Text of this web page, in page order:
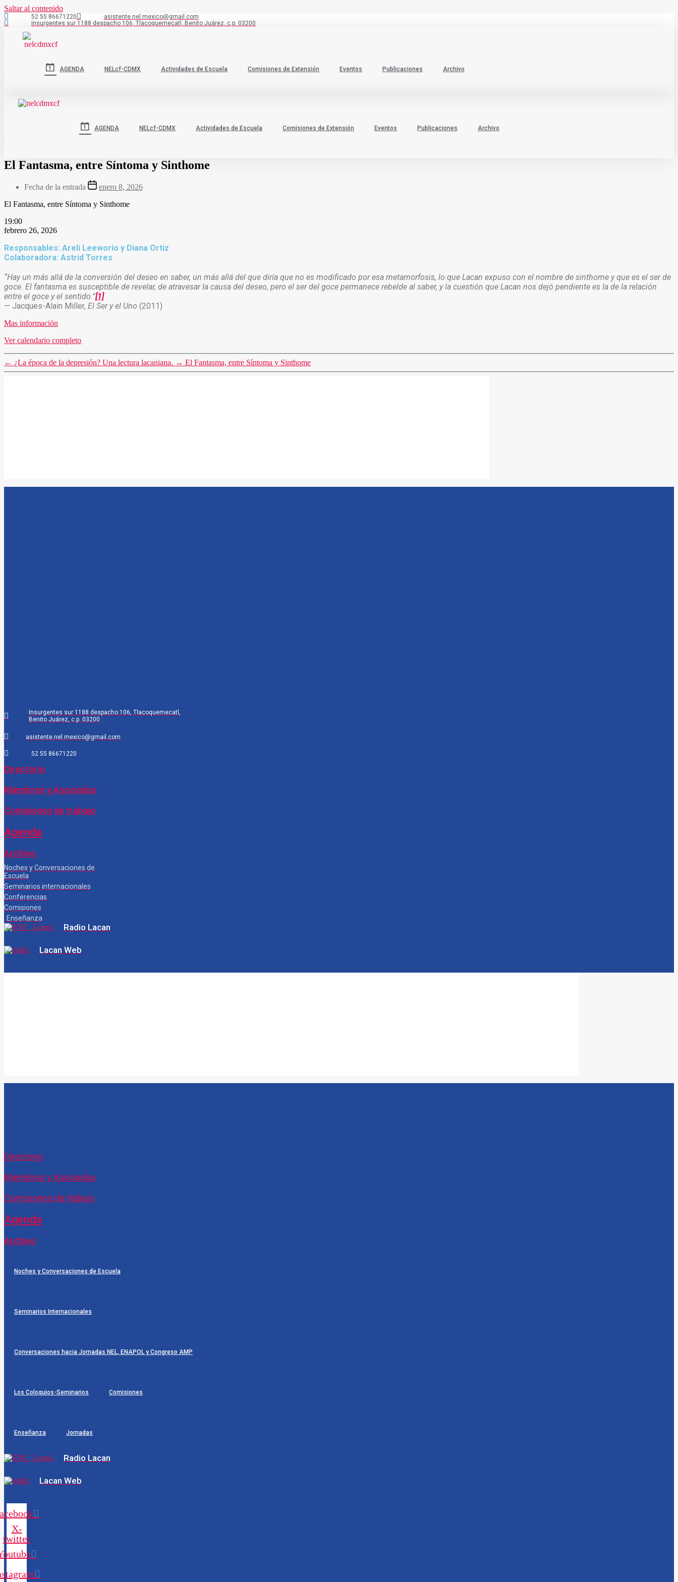
Saltar al contenido
52 55 86671220
asistente.nel.mexico@gmail.com
Insurgentes sur 1188 despacho 106, Tlacoquemecatl, Benito Juárez, c.p. 03200
AGENDA NELcf-CDMX Actividades de Escuela Comisiones de Extensión Eventos Publicaciones Archivo
AGENDA NELcf-CDMX Actividades de Escuela Comisiones de Extensión Eventos Publicaciones Archivo
El Fantasma, entre Síntoma y Sinthome
Fecha de la entrada
enero 8, 2026
El Fantasma, entre Síntoma y Sinthome
19:00
febrero 26, 2026
Responsables: Areli Leeworio y Diana Ortiz
Colaboradora: Astrid Torres
“Hay un más allá de la conversión del deseo en saber, un más allá del que diría que no es modificado por esa metamorfosis, lo que Lacan expuso con el nombre de sinthome y que es el ser de
goce. El fantasma es susceptible de revelar, de atravesar la causa del deseo, pero el ser del goce permanece rebelde al saber, y la cuestión que Lacan nos dejó pendiente es la de la relación
entre el goce y el sentido.”[1]
— Jacques-Alain Miller, El Ser y el Uno (2011)
Mas información
Ver calendario completo
← ¿La época de la depresión? Una lectura lacaniana. → El Fantasma, entre Síntoma y Sinthome
Insurgentes sur 1188 despacho 106, Tlacoquemecatl,
Benito Juárez, c.p. 03200
asistente.nel.mexico@gmail.com
52 55 86671220
Directorio
Miembros y Asociados
Comisiones de trabajo
Agenda
Archivo
Noches y Conversaciones de
Escuela
Seminarios internacionales
Conferencias
Comisiones
Enseñanza
Radio Lacan
Lacan Web
Directorio
Miembros y Asociados
Comisiones de trabajo
Agenda
Archivo
Noches y Conversaciones de Escuela
Seminarios Internacionales
Conversaciones hacia Jornadas NEL, ENAPOL y Congreso AMP
Los Coloquios-Seminarios Comisiones
Enseñanza Jornadas
Radio Lacan
Lacan Web
X-
twitter